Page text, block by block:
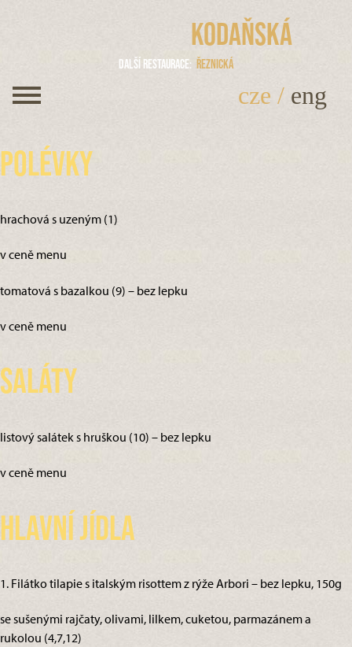
Kodaňská
Další restaurace Řeznická
cze / eng
Polévky
hrachová s uzeným (1)
v ceně menu
tomatová s bazalkou (9) – bez lepku
v ceně menu
Saláty
listový salátek s hruškou (10) – bez lepku
v ceně menu
Hlavní jídla
1. Filátko tilapie s italským risottem z rýže Arbori – bez lepku, 150g
se sušenými rajčaty, olivami, lilkem, cuketou, parmazánem a
rukolou (4,7,12)